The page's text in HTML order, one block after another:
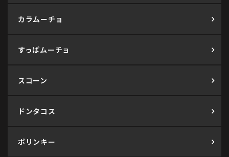
カラムーチョ
すっぱムーチョ
スコーン
ドンタコス
ポリンキー